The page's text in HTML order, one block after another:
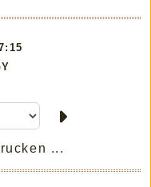
...